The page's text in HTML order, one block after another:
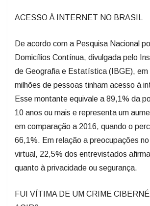
ACESSO À INTERNET NO BRASIL
De acordo com a Pesquisa Nacional
Domicílios Contínua, divulgada pelo
de Geografia e Estatística (IBGE), em
milhões de pessoas tinham acesso à
Esse montante equivale a 89,1% da
10 anos ou mais e representa um
em comparação a 2016, quando o
66,1%. Em relação a preocupações
virtual, 22,5% dos entrevistados
quanto à privacidade ou segurança.
FUI VÍTIMA DE UM CRIME